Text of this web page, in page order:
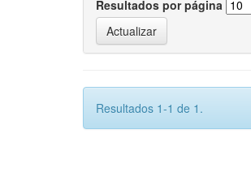
Resultados por página
Resultados 1-1 de 1.